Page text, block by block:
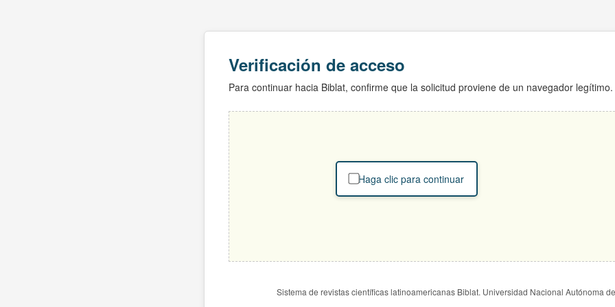
Verificación de acceso
Para continuar hacia Biblat, confirme que la solicitud proviene de un navegador legítimo.
Haga clic para continuar
Sistema de revistas científicas latinoamericanas Biblat. Universidad Nacional Autónoma